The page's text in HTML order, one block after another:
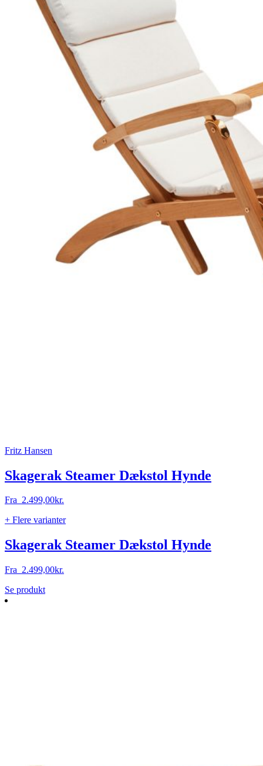
Fritz Hansen
Skagerak Steamer Dækstol Hynde
Fra 2.499,00kr.
+ Flere varianter
Skagerak Steamer Dækstol Hynde
Fra 2.499,00kr.
Se produktDette